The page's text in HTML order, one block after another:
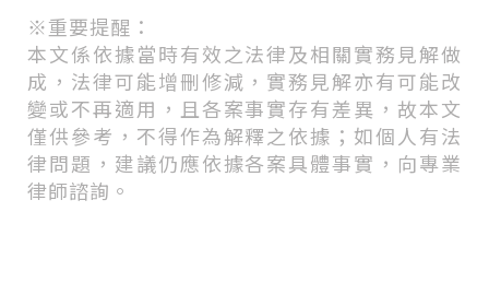
※重要提醒：
本文係依據當時有效之法律及相關實務見解做
成，法律可能增刪修減，實務見解亦有可能改
變或不再適用，且各案事實存有差異，故本文
僅供參考，不得作為解釋之依據；如個人有法
律問題，建議仍應依據各案具體事實，向專業
律師諮詢。